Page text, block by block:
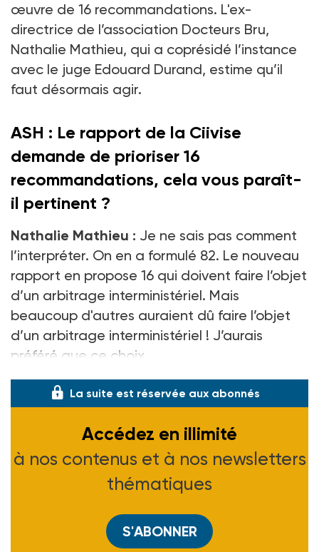
œuvre de 16 recommandations. L'ex-
directrice de l’association Docteurs Bru,
Nathalie Mathieu, qui a coprésidé l’instance
avec le juge Edouard Durand, estime qu’il
faut désormais agir.
ASH : Le rapport de la Ciivise
demande de prioriser 16
recommandations, cela vous paraît-
il pertinent ?
Nathalie Mathieu : Je ne sais pas comment
l’interpréter. On en a formulé 82. Le nouveau
rapport en propose 16 qui doivent faire l’objet
d’un arbitrage interministériel. Mais
beaucoup d'autres auraient dû faire l’objet
d’un arbitrage interministériel ! J’aurais
préféré que ce choix
La suite est réservée aux abonnés
Accédez en illimité
à nos contenus et à nos newsletters
thématiques
S'ABONNER